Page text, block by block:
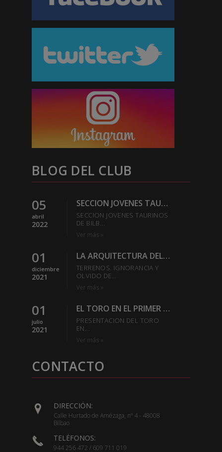
BLOG DEL CLUB
05
abril
2022
SECCION JOVENES TAURINOS DE BILBAO DEL EXCMO CLUB
SECCION JOVENES TAURINOS
DE BILB...
Ver más »
01
diciembre
2021
LA ARQUITECTURA DEL REDONDEL-SABER ESTAR EN LA PLAZA
TERRENOS. IGNORANCIA Y
OLVIDO DE...
Ver más »
01
julio
2021
EL TORO EN EL PRIMER TERCIO
PRESENTACION DEL TORO
EN...
Ver más »
CONTACTO
DIRECCIÓN:
Calle Hurtado de Amézaga, nº 4 - 48008
Bilbao
TELÉFONOS:
944 256 472 / 609 711 019